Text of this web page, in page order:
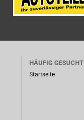
HÄUFIG GESUCHT
Startseite